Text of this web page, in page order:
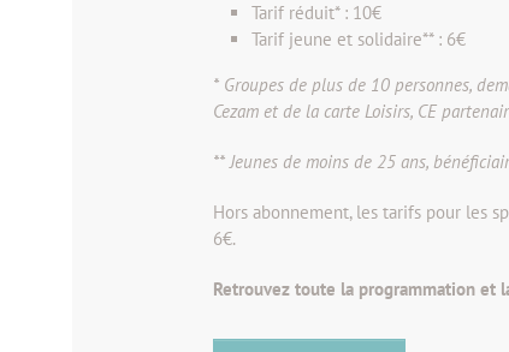
Tarif réduit* : 10€
Tarif jeune et solidaire** : 6€
* Groupes de plus de 10 personnes,
Cezam et de la carte Loisirs, CE
** Jeunes de moins de 25 ans,
Hors abonnement, les tarifs pour les
6€.
Retrouvez toute la programmation et